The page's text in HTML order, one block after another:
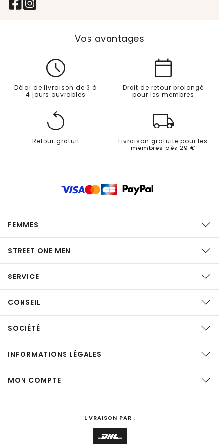
Vos avantages
Délai de livraison de 3 à
4 jours ouvrables
Droit de retour prolongé
pour les membres
Retour gratuit
Livraison gratuite pour les
membres dès 29 €
FEMMES
STREET ONE MEN
SERVICE
CONSEIL
SOCIÉTÉ
INFORMATIONS LÉGALES
MON COMPTE
LIVRAISON PAR :